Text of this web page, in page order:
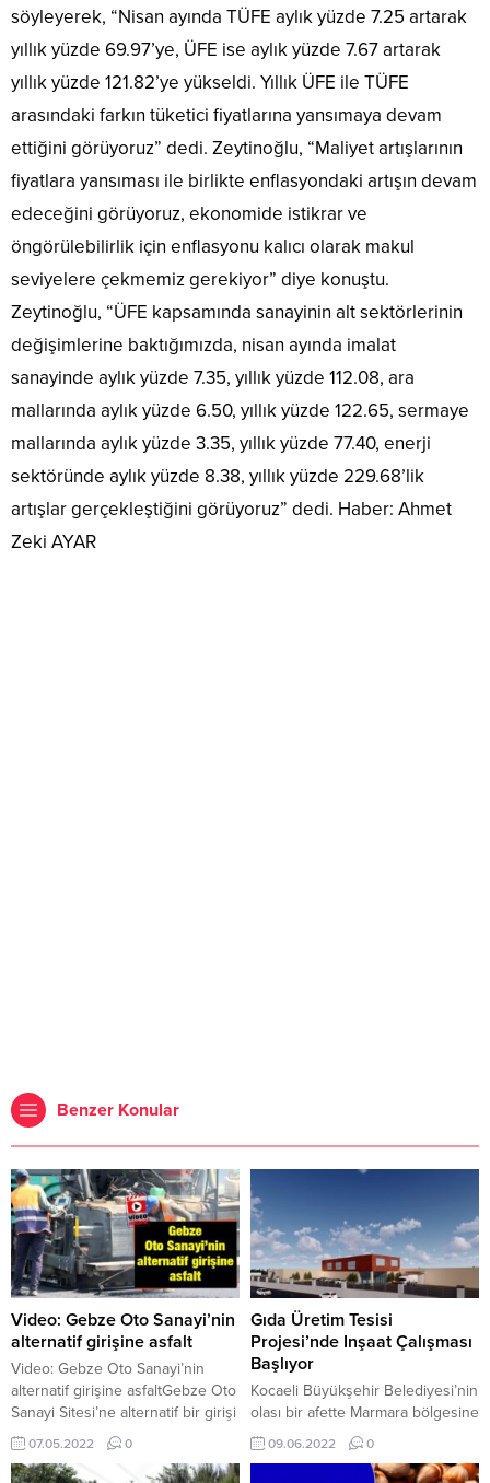
söyleyerek, “Nisan ayında TÜFE aylık yüzde 7.25 artarak
yıllık yüzde 69.97’ye, ÜFE ise aylık yüzde 7.67 artarak
yıllık yüzde 121.82’ye yükseldi. Yıllık ÜFE ile TÜFE
arasındaki farkın tüketici fiyatlarına yansımaya devam
ettiğini görüyoruz” dedi. Zeytinoğlu, “Maliyet artışlarının
fiyatlara yansıması ile birlikte enflasyondaki artışın devam
edeceğini görüyoruz, ekonomide istikrar ve
öngörülebilirlik için enflasyonu kalıcı olarak makul
seviyelere çekmemiz gerekiyor” diye konuştu.
Zeytinoğlu, “ÜFE kapsamında sanayinin alt sektörlerinin
değişimlerine baktığımızda, nisan ayında imalat
sanayinde aylık yüzde 7.35, yıllık yüzde 112.08, ara
mallarında aylık yüzde 6.50, yıllık yüzde 122.65, sermaye
mallarında aylık yüzde 3.35, yıllık yüzde 77.40, enerji
sektöründe aylık yüzde 8.38, yıllık yüzde 229.68’lik
artışlar gerçekleştiğini görüyoruz” dedi. Haber: Ahmet
Zeki AYAR
Benzer Konular
Video: Gebze Oto Sanayi’nin
alternatif girişine asfalt
Video: Gebze Oto Sanayi’nin
alternatif girişine asfaltGebze Oto
Sanayi Sitesi’ne alternatif bir girişi
için geçen yıl açılan 1175 sokağın
son kat asfaltı serildi.
07.05.2022 0
Gıda Üretim Tesisi
Projesi’nde Inşaat Çalışması
Başlıyor
Kocaeli Büyükşehir Belediyesi’nin
olası bir afette Marmara bölgesine
hizmet sunması için
projelendirdiği Gıda Üretim Tesisi
Projesi için ihale süreci
09.06.2022 0